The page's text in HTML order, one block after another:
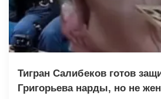
Тигран Салибеков готов
Григорьева нарды, но не